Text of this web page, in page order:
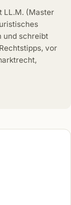
LL.M. (Master
und schreibt
vor